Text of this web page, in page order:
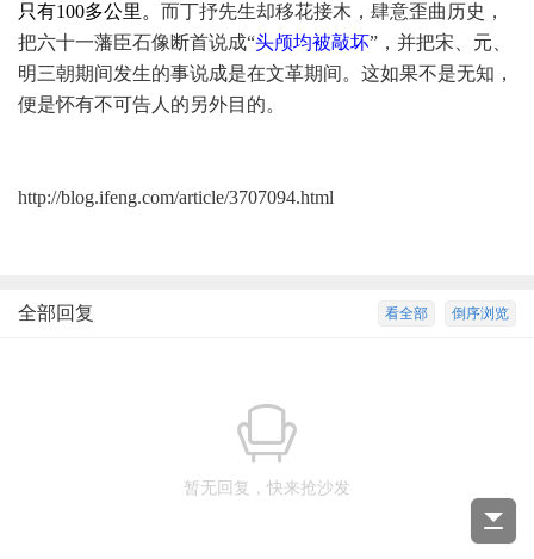
只有100多公里。 而丁抒先生却移花接木，肆意歪曲历史，
把六十一藩臣石像断首说成“头颅均被敲坏”，并把宋、元、
明三朝期间发生的事说成是在文革期间。这如果不是无知，
便是怀有不可告人的另外目的。
http://blog.ifeng.com/article/3707094.html
倒序浏览
看全部
全部回复
暂无回复，快来抢沙发